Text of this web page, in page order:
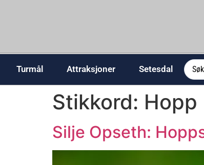
Turmål Attraksjoner Setesdal
Stikkord: Hopp
Silje Opseth: